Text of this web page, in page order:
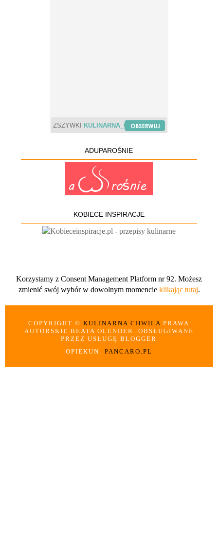
ZSZYWKI KULINARNA_CHWILA
ADUPAROŚNIE
KOBIECE INSPIRACJE
Korzystamy z Consent Management Platform nr 92. Możesz
zmienić swój wybór w dowolnym momencie klikając tutaj.
COPYRIGHT ©KULINARNA CHWILAPRAWA
AUTORSKIE BEATA OLENDER. OBSŁUGIWANE
PRZEZ USŁUGĘ BLOGGER
OPIEKUN: PANCARO.PL